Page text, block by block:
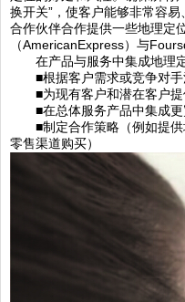
换开关”，使客户能够非常容
合作伙伴合作提供一些地理定
（AmericanExpress）与
在产品与服务中集成地理定
■根据客户需求或竞争对手
■为现有客户和潜在客户提
■在总体服务产品中集成更
■制定合作策略（例如提供
零售渠道购买）